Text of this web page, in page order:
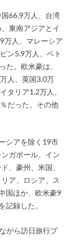
66.9万人、台湾
東南アジアとイ
万人、マレーシア
ン5.9万人、ベト
た。欧米豪は、
人、英国3.0万
タリア1.2万人、
だった。その他
シアを除く19市
ガポール、イン
、豪州、米国、
ア、ロシア、ス
国ほか、欧米豪9
記録した。
がら訪日旅行プ